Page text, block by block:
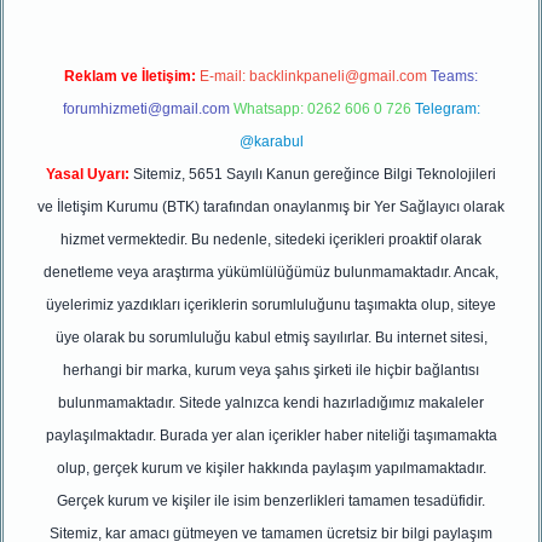
Reklam ve İletişim: E-mail: backlinkpaneli@gmail.com Teams:
forumhizmeti@gmail.com Whatsapp: 0262 606 0 726 Telegram:
@karabul
Yasal Uyarı: Sitemiz, 5651 Sayılı Kanun gereğince Bilgi Teknolojileri
ve İletişim Kurumu (BTK) tarafından onaylanmış bir Yer Sağlayıcı olarak
hizmet vermektedir. Bu nedenle, sitedeki içerikleri proaktif olarak
denetleme veya araştırma yükümlülüğümüz bulunmamaktadır. Ancak,
üyelerimiz yazdıkları içeriklerin sorumluluğunu taşımakta olup, siteye
üye olarak bu sorumluluğu kabul etmiş sayılırlar. Bu internet sitesi,
herhangi bir marka, kurum veya şahıs şirketi ile hiçbir bağlantısı
bulunmamaktadır. Sitede yalnızca kendi hazırladığımız makaleler
paylaşılmaktadır. Burada yer alan içerikler haber niteliği taşımamakta
olup, gerçek kurum ve kişiler hakkında paylaşım yapılmamaktadır.
Gerçek kurum ve kişiler ile isim benzerlikleri tamamen tesadüfidir.
Sitemiz, kar amacı gütmeyen ve tamamen ücretsiz bir bilgi paylaşım